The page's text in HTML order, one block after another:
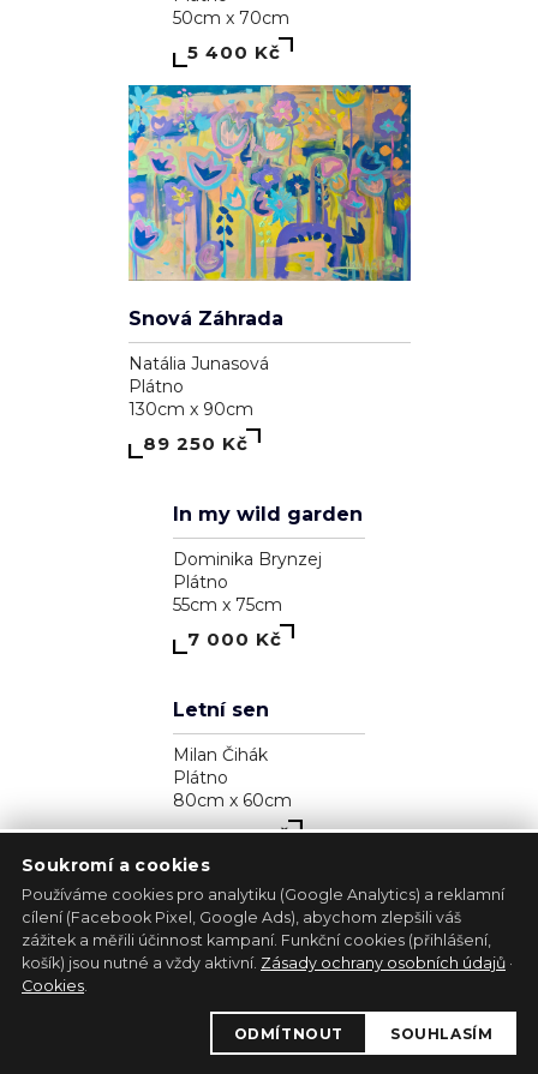
39 100 Kč
Zjavenie archanjela
Pavol Tarasovič
Dřevo
39 300 Kč
1
Soukromí a cookies
Používáme cookies pro analytiku (Google Analytics) a reklamní
cílení (Facebook Pixel, Google Ads), abychom zlepšili váš
zážitek a měřili účinnost kampaní. Funkční cookies (přihlášení,
košík) jsou nutné a vždy aktivní. Zásady ochrany osobních údajů ·
Cookies.
ODMÍTNOUT SOUHLASÍM